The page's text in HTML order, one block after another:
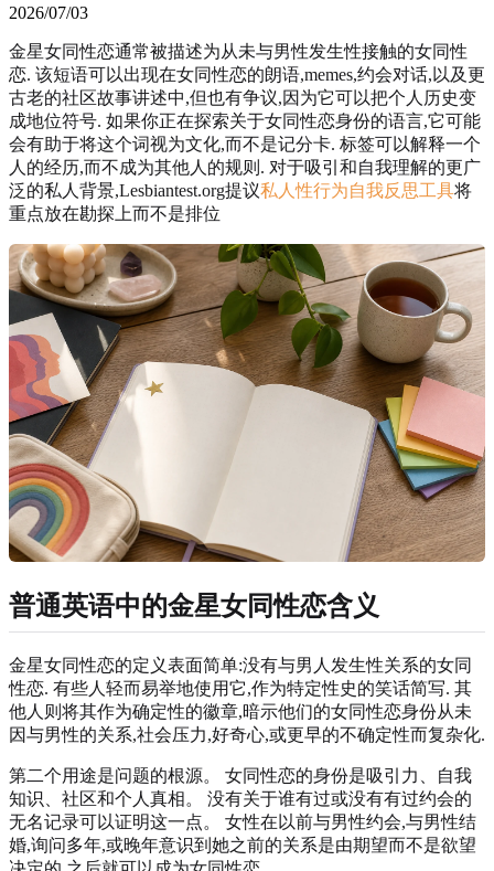
2026/07/03
金星女同性恋通常被描述为从未与男性发生性接触的女同性
恋. 该短语可以出现在女同性恋的朗语,memes,约会对话,以及更
古老的社区故事讲述中,但也有争议,因为它可以把个人历史变
成地位符号. 如果你正在探索关于女同性恋身份的语言,它可能
会有助于将这个词视为文化,而不是记分卡. 标签可以解释一个
人的经历,而不成为其他人的规则. 对于吸引和自我理解的更广
泛的私人背景,Lesbiantest.org提议私人性行为自我反思工具将
重点放在勘探上而不是排位
普通英语中的金星女同性恋含义
金星女同性恋的定义表面简单:没有与男人发生性关系的女同
性恋. 有些人轻而易举地使用它,作为特定性史的笑话简写. 其
他人则将其作为确定性的徽章,暗示他们的女同性恋身份从未
因与男性的关系,社会压力,好奇心,或更早的不确定性而复杂化.
第二个用途是问题的根源。 女同性恋的身份是吸引力、自我
知识、社区和个人真相。 没有关于谁有过或没有有过约会的
无名记录可以证明这一点。 女性在以前与男性约会,与男性结
婚,询问多年,或晚年意识到她之前的关系是由期望而不是欲望